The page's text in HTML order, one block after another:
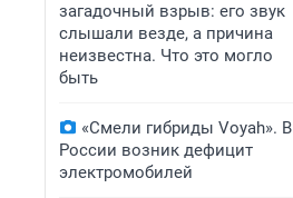
загадочный взрыв: его звук
слышали везде, а причина
неизвестна. Что это могло
быть
«Смели гибриды Voyah». В
России возник дефицит
электромобилей